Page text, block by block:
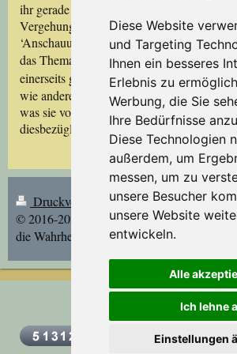
Diese Website
und Targeting
Ihnen ein besseres
Erlebnis zu
Werbung, die Sie
Ihre Bedürfnisse
Diese Technologien
außerdem, um
messen, um zu
unsere Besucher
unsere Website
entwickeln.
Alle
Ich lehne
Einstellungen
ihr gerade ‘in den Kram paßt‘! Von den
Vergehungen dieser Art wird hiereineals
‘Anschauungsmaterial‘ vorgeführt. Im
das Thema
und Schmeichelei
einerseits gezeigt, was dieBibel – Gottes
wie andererseits die Wachtturm-
was sie von ihren Knechten – den Zeugen
diesbezüglich erwartet.
Druckversion
Sitemap
© 2016-2021 Die Wahrheit über
die Wahrheit | Stand: 9.12.2021/jd